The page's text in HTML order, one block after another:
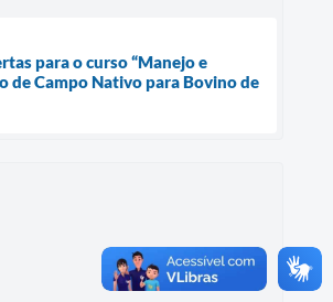
para o curso “Manejo e
de Campo Nativo para Bovino de